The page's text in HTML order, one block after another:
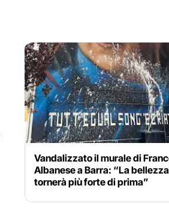
Vandalizzato il murale di
Albanese a Barra: “La bellezza
tornerà più forte di prima”